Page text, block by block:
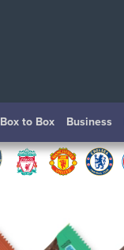
Box to Box Βusiness